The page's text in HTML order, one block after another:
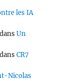
les IA
dansUn
dansCR7
Nicolas